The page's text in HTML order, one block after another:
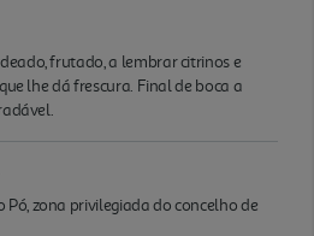
frutado, a lembrar citrinos e
lhe dá frescura. Final de boca a
zona privilegiada do concelho de